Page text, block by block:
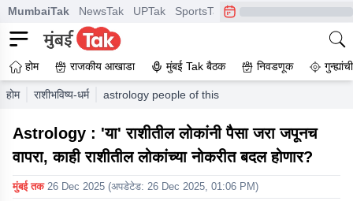
MumbaiTak NewsTak UPTak SportsTak CrimeTak
होम राजकीय आखाडा मुंबई Tak बैठक निवडणूक
होम राशीभविष्य-धर्म astrology people of this zodiac sign should use
Astrology : 'या' राशीतील लोकांनी पैसा जरा जपूनच
वापरा, काही राशीतील लोकांच्या नोकरीत बदल होणार?
मुंबई तक 26 Dec 2025 (अपडेटेड: 26 Dec 2025, 01:06 PM)